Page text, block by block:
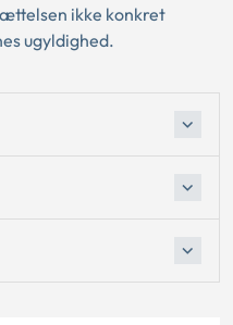
ikke konkret
ugyldighed.